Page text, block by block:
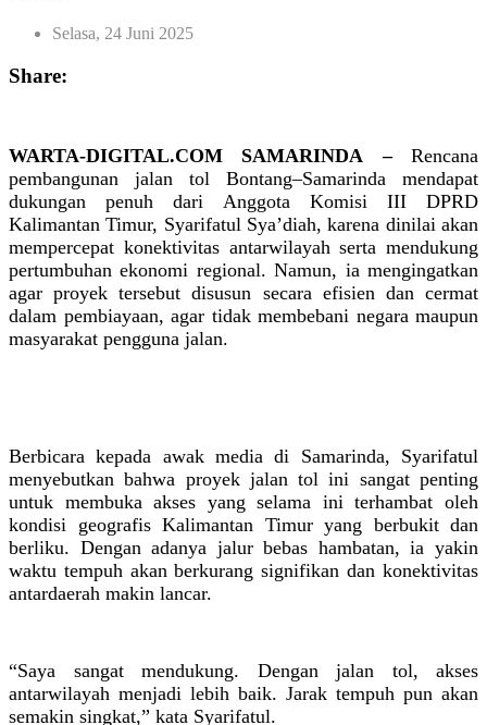
Selasa, 24 Juni 2025
Share:
WARTA-DIGITAL.COM SAMARINDA –Rencana
pembangunan jalan tol Bontang–Samarinda mendapat
dukungan penuh dari Anggota Komisi III DPRD
Kalimantan Timur, Syarifatul Sya’diah, karena dinilai akan
mempercepat konektivitas antarwilayah serta mendukung
pertumbuhan ekonomi regional. Namun, ia mengingatkan
agar proyek tersebut disusun secara efisien dan cermat
dalam pembiayaan, agar tidak membebani negara maupun
masyarakat pengguna jalan.
Berbicara kepada awak media di Samarinda, Syarifatul
menyebutkan bahwa proyek jalan tol ini sangat penting
untuk membuka akses yang selama ini terhambat oleh
kondisi geografis Kalimantan Timur yang berbukit dan
berliku. Dengan adanya jalur bebas hambatan, ia yakin
waktu tempuh akan berkurang signifikan dan konektivitas
antardaerah makin lancar.
“Saya sangat mendukung. Dengan jalan tol, akses
antarwilayah menjadi lebih baik. Jarak tempuh pun akan
semakin singkat,” kata Syarifatul.